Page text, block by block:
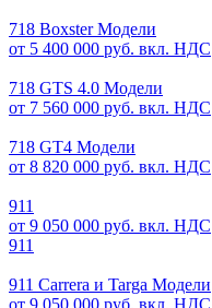
718 Boxster Модели
от 5 400 000 руб. вкл. НДС
718 GTS 4.0 Модели
от 7 560 000 руб. вкл. НДС
718 GT4 Модели
от 8 820 000 руб. вкл. НДС
911
от 9 050 000 руб. вкл. НДС
911
911 Carrera и Targa Модели
от 9 050 000 руб. вкл. НДС